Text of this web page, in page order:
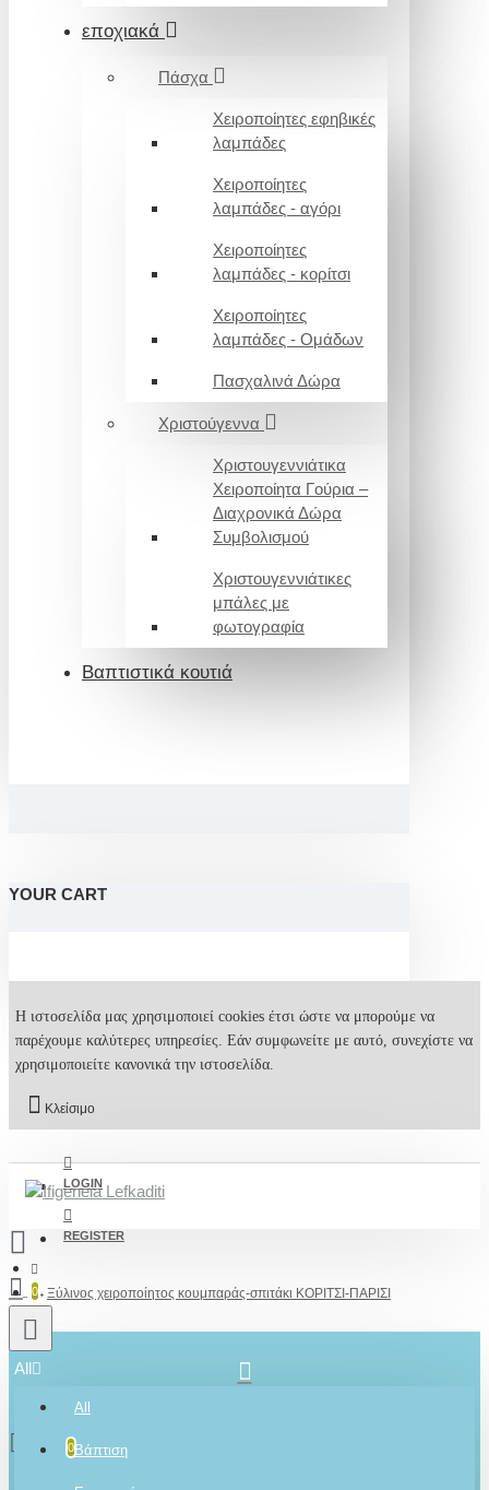
εποχιακά
Πάσχα
Χειροποίητες εφηβικές
λαμπάδες
Χειροποίητες
λαμπάδες - αγόρι
Χειροποίητες
λαμπάδες - κορίτσι
Χειροποίητες
λαμπάδες - Ομάδων
Πασχαλινά Δώρα
Χριστούγεννα
Χριστουγεννιάτικα
Χειροποίητα Γούρια –
Διαχρονικά Δώρα
Συμβολισμού
Χριστουγεννιάτικες
μπάλες με
φωτογραφία
Βαπτιστικά κουτιά
YOUR CART
Η ιστοσελίδα μας χρησιμοποιεί cookies έτσι ώστε να μπορούμε να
παρέχουμε καλύτερες υπηρεσίες. Εάν συμφωνείτε με αυτό, συνεχίστε να
χρησιμοποιείτε κανονικά την ιστοσελίδα.
Κλείσιμο
LOGIN
REGISTER
0
All
All
Βάπτιση
0 προϊόν(τα) - 0,00€
0
Ξύλινος χειροποίητος κουμπαράς-σπιτάκι ΚΟΡΙΤΣΙ-ΠΑΡΙΣΙ